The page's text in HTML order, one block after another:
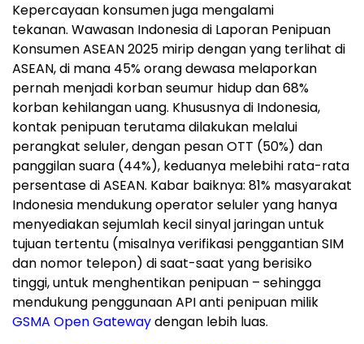
Kepercayaan konsumen juga mengalami
tekanan. Wawasan Indonesia di Laporan Penipuan
Konsumen ASEAN 2025 mirip dengan yang terlihat di
ASEAN, di mana 45% orang dewasa melaporkan
pernah menjadi korban seumur hidup dan 68%
korban kehilangan uang. Khususnya di Indonesia,
kontak penipuan terutama dilakukan melalui
perangkat seluler, dengan pesan OTT (50%) dan
panggilan suara (44%), keduanya melebihi rata-rata
persentase di ASEAN. Kabar baiknya: 81% masyarakat
Indonesia mendukung operator seluler yang hanya
menyediakan sejumlah kecil sinyal jaringan untuk
tujuan tertentu (misalnya verifikasi penggantian SIM
dan nomor telepon) di saat-saat yang berisiko
tinggi, untuk menghentikan penipuan – sehingga
mendukung penggunaan API anti penipuan milik
GSMA Open Gatewaydengan lebih luas.